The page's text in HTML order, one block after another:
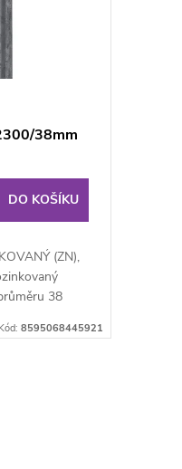
38mm
DO KOŠÍKU
(ZN),
38
Kód: 8595068445921